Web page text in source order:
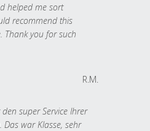
helped me sort
recommend this
Thank you for such
R.M.
super Service Ihrer
war Klasse, sehr